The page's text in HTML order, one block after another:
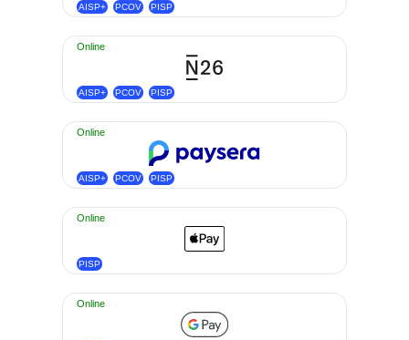
AISP+ PCOV PISP
Online
AISP+ PCOV PISP
Online
AISP+ PCOV PISP
Online
PISP
Online